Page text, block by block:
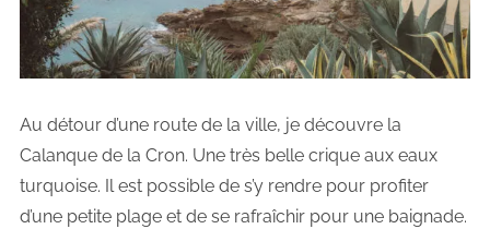
Au détour d’une route de la ville, je découvre la
Calanque de la Cron. Une très belle crique aux eaux
turquoise. Il est possible de s’y rendre pour profiter
d’une petite plage et de se rafraîchir pour une baignade.